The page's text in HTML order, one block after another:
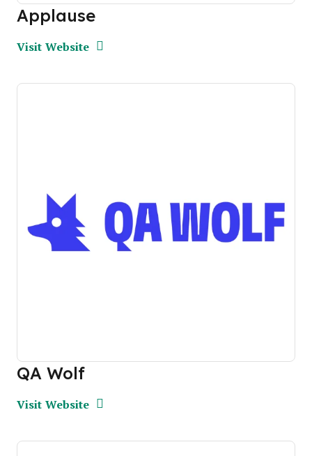
Applause
Visit WebsiteOpens New Window
QA Wolf
Visit WebsiteOpens New Window